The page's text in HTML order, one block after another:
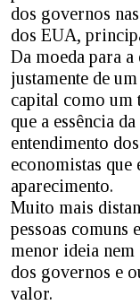
dos governos
dos EUA,
Da moeda para a
justamente de
capital como um
que a essência
entendimento
economistas que
aparecimento.
Muito mais
pessoas comuns
menor ideia nem
dos governos e
valor.